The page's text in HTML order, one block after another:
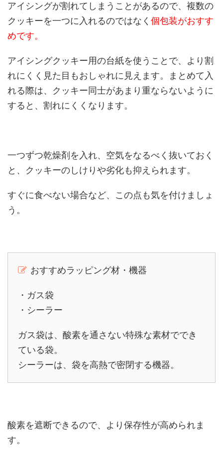
アイシングが割れてしまうことがあるので、複数の
クッキーを一つに入れるのではなく 個包装がおすす
めです。
アイシングクッキー用の台紙を使うことで、より割
れにくく見た目もおしゃれに見えます。まとめて入
れる際は、クッキー同士があまり重ならないように
すると、割れにくくなります。
一つずつ乾燥剤を入れ、空気をなるべく抜いておく
と、クッキーのしけりや劣化も抑えられます。
すぐに食べない場合など、この点も気を付けましょ
う。
おすすめラッピング材・機器
・ガス袋
・シーラー
ガス袋は、酸素を通さない特殊な素材ででき
ている袋。
シーラーは、袋を高熱で密閉する機器。
酸素を遮断できるので、より保存性が高められま
す。